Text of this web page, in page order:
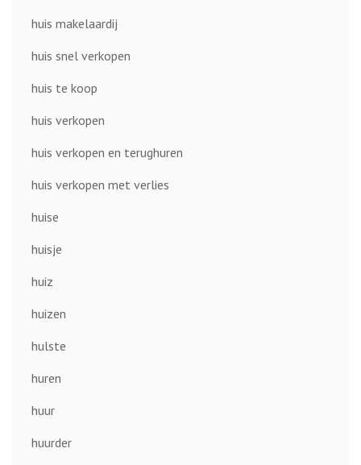
huis makelaardij
huis snel verkopen
huis te koop
huis verkopen
huis verkopen en terughuren
huis verkopen met verlies
huise
huisje
huiz
huizen
hulste
huren
huur
huurder